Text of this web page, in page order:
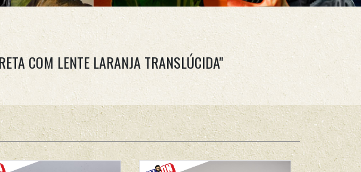
COM LENTE LARANJA TRANSLÚCIDA"